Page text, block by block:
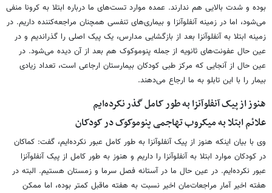
بوده و شدت بالایی هم ندارند. عمده موارد تست‌های ما درباره ابتلا به کرونا منفی
می‌شود، اما در زمینه آنفلوآنزا و بیماری‌های تنفسی همچنان مراجعه‌کننده داریم. در
زمینه ابتلا به آنفلوآنزا بعد از بازگشایی مدارس، یک پیک اصلی را گذراندیم و در
عین حال عفونت‌های ثانویه از جمله پنوموکوک هم بعد از آن دیده می‌شود. در
عین حال از آنجایی که مرکز طبی کودکان بیمارستان ارجاعی است، تعداد زیادی
بیمار را با این تابلو به ما ارجاع می‌دهند.
هنوز از پیک آنفلوآنزا به طور کامل گذر نکرده‌ایم
علائم ابتلا به میکروب تهاجمی پنوموکوک در کودکان
وی با بیان اینکه هنوز از پیک آنفلوآنزا به طور کامل عبور نکرده‌ایم، گفت: کماکان
در کودکان موارد ابتلا به آنفلوآنزا را داریم و هنوز به طور کامل از پیک آنفلوآنزا
عبور نکرده‌ایم. در عین حال ما در آستانه فصل سرما و زمستان هستیم. البته در
هفته اخیر آمار مراجعات‌مان اخیر نسبت به هفته ماقبل کمتر بوده،‌ اما ممکن